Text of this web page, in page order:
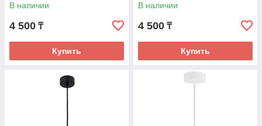
В наличии
4 500 ₸
Купить
В наличии
4 500 ₸
Купить